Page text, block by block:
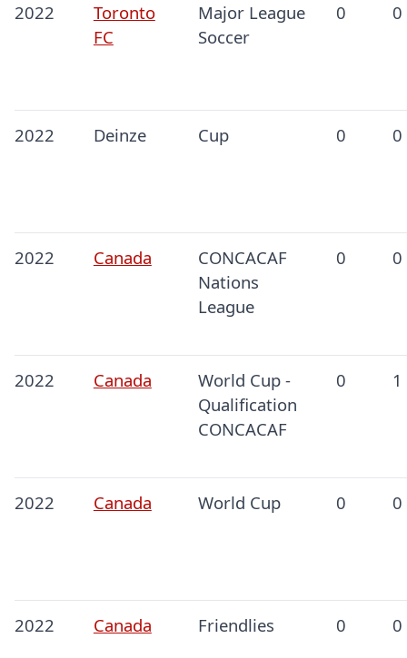
2022
Toronto
FC
Major League
Soccer
0 0
2022 Deinze Cup 0 0
2022 Canada
CONCACAF
Nations
League
0 0
2022 Canada
World Cup -
Qualification
CONCACAF
0 1
2022 Canada World Cup 0 0
2022 Canada Friendlies 0 0